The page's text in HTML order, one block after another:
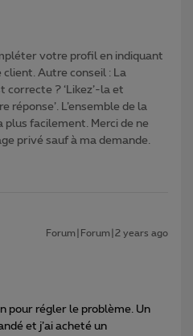
votre profil en indiquant
Autre conseil : La
correcte ? ‘Likez’-la et
réponse’. L’ensemble de la
facilement. Merci de ne
privé sauf à ma demande.
Forum|Forum|2 years ago
pour régler le problème. Un
et j’ai acheté un